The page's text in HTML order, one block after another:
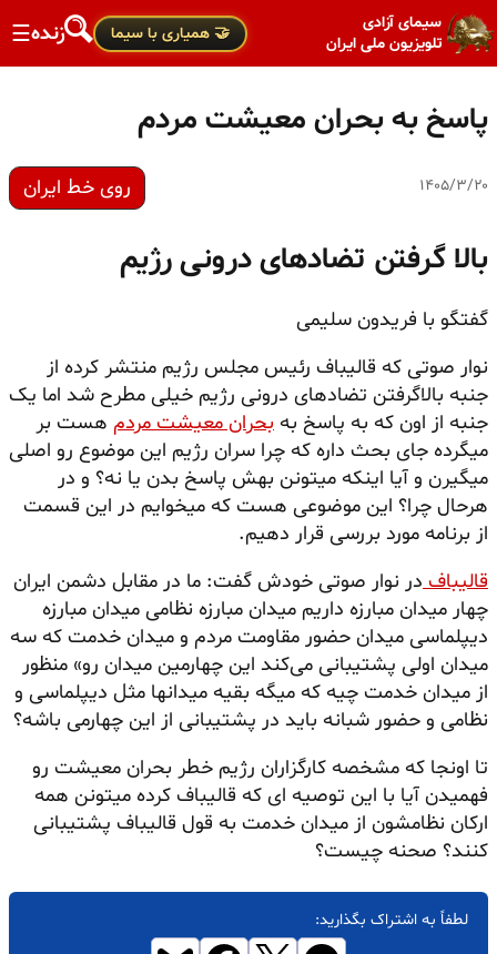
سیمای آزادی
تلویزیون ملی ایران
🤝 همیاری با سیما زنده☰
پاسخ به بحران معیشت مردم
۱۴۰۵/۳/۲۰ روی خط ایران
بالا گرفتن تضادهای درونی رژیم
گفتگو با فریدون سلیمی
نوار صوتی که قالیباف رئیس مجلس رژیم منتشر کرده از
جنبه بالاگرفتن تضادهای درونی رژیم خیلی مطرح شد اما یک
جنبه از اون که به پاسخ به بحران معیشت مردم هست بر
میگرده جای بحث داره که چرا سران رژیم این موضوع رو اصلی
میگیرن و آیا اینکه میتونن بهش پاسخ بدن یا نه؟ و در
هرحال چرا؟ این موضوعی هست که میخوایم در این قسمت
از برنامه مورد بررسی قرار دهیم.
قالیبافدر نوار صوتی خودش گفت: ما در مقابل دشمن ایران
چهار میدان مبارزه داریم میدان مبارزه نظامی میدان مبارزه
دیپلماسی میدان حضور مقاومت مردم و میدان خدمت که سه
میدان اولی پشتیبانی می‌کند این چهارمین میدان رو» منظور
از میدان خدمت چیه که میگه بقیه میدانها مثل دیپلماسی و
نظامی و حضور شبانه باید در پشتیبانی از این چهارمی باشه؟
تا اونجا که مشخصه کارگزاران رژیم خطر بحران معیشت رو
فهمیدن آیا با این توصیه ای که قالیباف کرده میتونن همه
ارکان نظامشون از میدان خدمت به قول قالیباف پشتیبانی
کنند؟ صحنه چیست؟
لطفاً به اشتراک بگذارید: